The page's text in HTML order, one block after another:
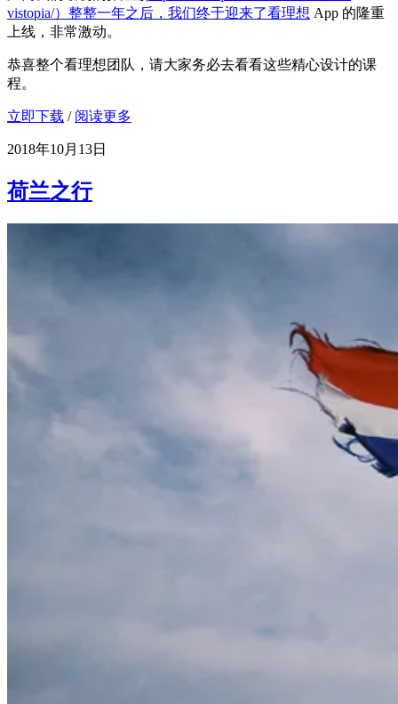
vistopia/）整整一年之后，我们终于迎来了看理想 App 的隆重
上线，非常激动。
恭喜整个看理想团队，请大家务必去看看这些精心设计的课
程。
立即下载 / 阅读更多
2018年10月13日
荷兰之行